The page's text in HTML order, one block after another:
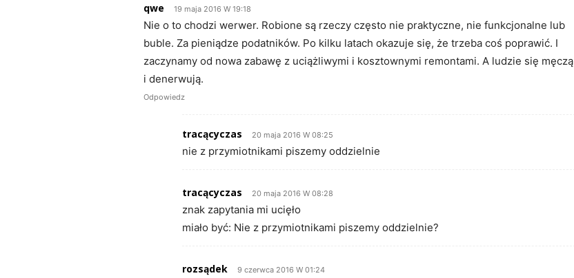
qwe 19 maja 2016 W 19:18
Nie o to chodzi werwer. Robione są rzeczy często nie praktyczne, nie funkcjonalne lub
buble. Za pieniądze podatników. Po kilku latach okazuje się, że trzeba coś poprawić. I
zaczynamy od nowa zabawę z uciążliwymi i kosztownymi remontami. A ludzie się męczą
i denerwują.
Odpowiedz
tracącyczas 20 maja 2016 W 08:25
nie z przymiotnikami piszemy oddzielnie
tracącyczas 20 maja 2016 W 08:28
znak zapytania mi ucięło
miało być: Nie z przymiotnikami piszemy oddzielnie?
rozsądek 9 czerwca 2016 W 01:24